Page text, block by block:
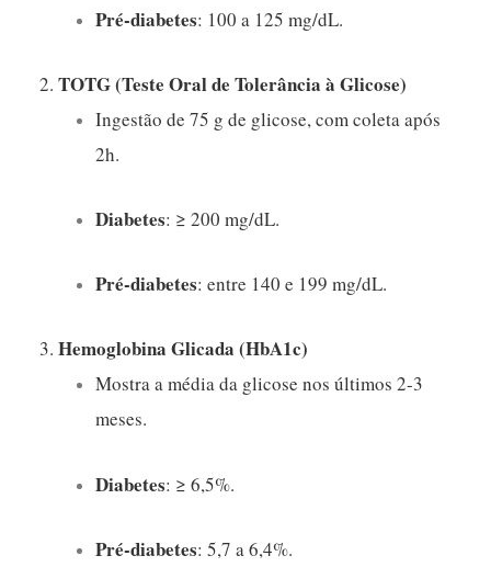
Pré-diabetes: 100 a 125 mg/dL.
2.TOTG (Teste Oral de Tolerância à Glicose)
Ingestão de 75 g de glicose, com coleta após
2h.
Diabetes: ≥ 200 mg/dL.
Pré-diabetes: entre 140 e 199 mg/dL.
3.Hemoglobina Glicada (HbA1c)
Mostra a média da glicose nos últimos 2-3
meses.
Diabetes: ≥ 6,5%.
Pré-diabetes: 5,7 a 6,4%.